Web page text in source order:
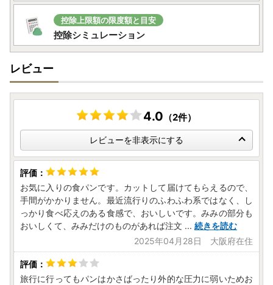
控除上限額の限度額と目安
控除シミュレーション
レビュー
4.0 （2件）
レビューを非表示にする
お気に入りの食パンです。カットして届けてもらえるので、
手間がかかりません。最近流行りのふわふわ系ではなく、し
っかり食べ応えのある食感で、おいしいです。みみの部分も
おいしくて、みみだけのものがあれば注文 ... 続きを読む
2025年04月28日 大阪府在住
旅行に行ってもパンはかさばったり外的な圧力に弱いためお